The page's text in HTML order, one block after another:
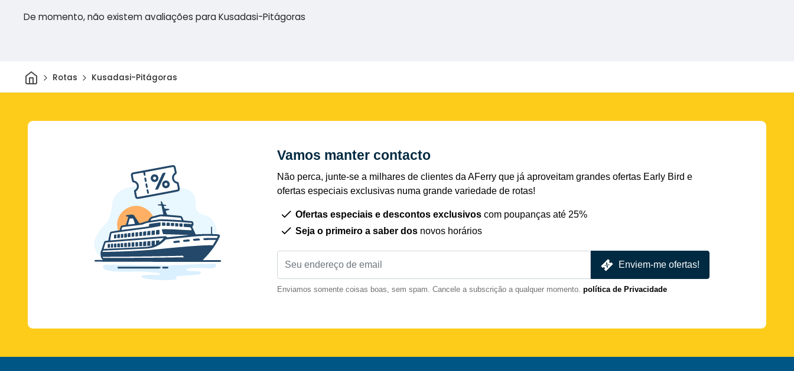
De momento, não existem avaliações para Kusadasi-Pitágoras
CasaRotas Kusadasi-Pitágoras
Vamos manter contacto
Não perca, junte-se a milhares de clientes da AFerry que já aproveitam grandes ofertas Early Bird e
ofertas especiais exclusivas numa grande variedade de rotas!
Ofertas especiais e descontos exclusivos com poupanças até 25%
Seja o primeiro a saber dos novos horários
Enviem-me ofertas!
Enviamos somente coisas boas, sem spam. Cancele a subscrição a qualquer momento. política de Privacidade